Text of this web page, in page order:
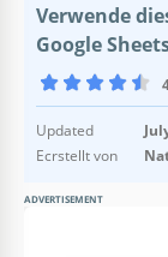
Verwende
Google
Updated
Ecrstellt von
ADVERTISEMENT